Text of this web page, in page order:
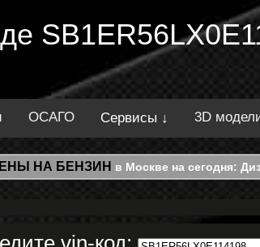
ОСАГО Сервисы ↓ 3D
НА БЕНЗИН в Москве на сегодня: